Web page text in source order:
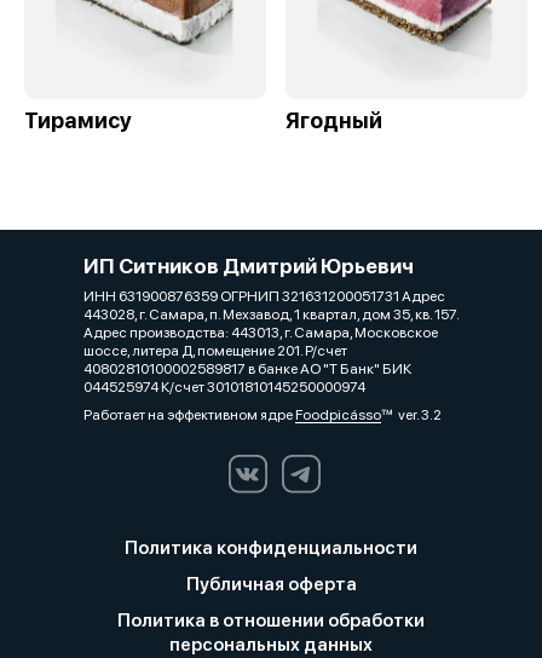
Тирамису Ягодный
ИП Ситников Дмитрий Юрьевич
ИНН 631900876359 ОГРНИП 321631200051731 Адрес
443028, г. Самара, п. Мехзавод, 1 квартал, дом 35, кв. 157.
Адрес производства: 443013, г. Самара, Московское
шоссе, литера Д, помещение 201. Р/счет
40802810100002589817 в банке АО "Т Банк" БИК
044525974 К/счет 30101810145250000974
Работает на эффективном ядреFoodpicássover. 3.2
Политика конфиденциальности
Публичная оферта
Политика в отношении обработки
персональных данных